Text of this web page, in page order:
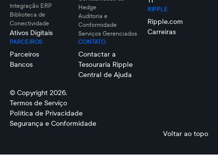
Integração ERP
Biblioteca de
Conectividade
Ativos Digitais
PARCEIROS
Parceiros
Bancos
Hedge
Auditoria e
Conformidade
Serviços Gerenciados
CONTATO
Contactar a
Tesouraria Ripple
Central de Ajuda
RIPPLE
Ripple.com
Carreiras
© Copyright 2026.
Termos de Serviço
Política de Privacidade
Segurança e Conformidade
Voltar ao topo